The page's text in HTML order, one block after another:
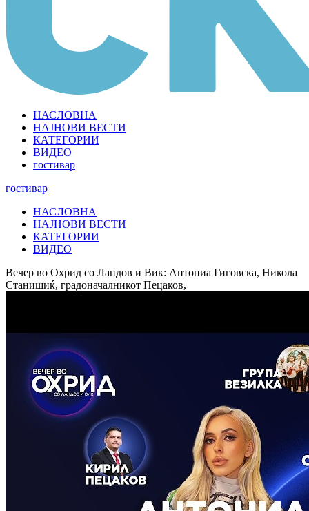
НАСЛОВНА
НАЈНОВИ ВЕСТИ
КАТЕГОРИИ
ВИДЕО
гостивар
гостивар
НАСЛОВНА
НАЈНОВИ ВЕСТИ
КАТЕГОРИИ
ВИДЕО
Вечер во Охрид со Ландов и Вик: Антониа Гиговска, Никола
Станишиќ, градоначалникот Пецаков,